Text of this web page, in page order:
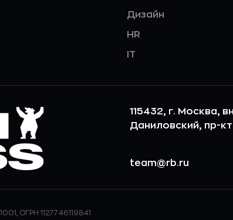
Дизайн
HR
IT
115432, г. Москва,
Даниловский, пр-
team@rb.ru
ОГРН 1127746119841